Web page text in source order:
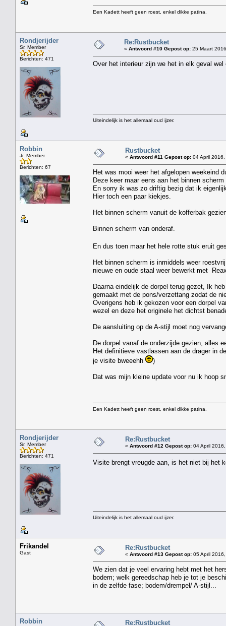
Een Kadett heeft geen roest, enkel dikke patina.
Rondjerijder
Sr. Member
Berichten: 471
Re:Rustbucket
« Antwoord #10 Gepost op: 25 Maart
Over het interieur zijn we het in elk geval
Uiteindelijk is het allemaal oud ijzer.
Robbin
Jr. Member
Berichten: 67
Rustbucket
« Antwoord #11 Gepost op: 04 April
Het was mooi weer het afgelopen weekeind
Deze keer maar eens aan het binnen
En sorry ik was zo driftig bezig dat ik
Hier toch een paar kiekjes.
Het binnen scherm vanuit de kofferbak
Binnen scherm van onderaf.
En dus toen maar het hele rotte stuk eruit
Het binnen scherm is inmiddels weer
nieuwe en oude staal weer bewerkt met
Daarna eindelijk de dorpel terug gezet, Ik
gemaakt met de pons/verzettang zodat de
Overigens heb ik gekozen voor een dorpel
wezel en deze het originele het dichtst
De aansluiting op de A-stijl moet nog
De dorpel vanaf de onderzijde gezien, alles
Het definitieve vastlassen aan de drager in
je visite bweeehh
)
Dat was mijn kleine update voor nu ik hoop
Een Kadett heeft geen roest, enkel dikke patina.
Rondjerijder
Sr. Member
Berichten: 471
Re:Rustbucket
« Antwoord #12 Gepost op: 04 April
Visite brengt vreugde aan, is het niet bij het
Uiteindelijk is het allemaal oud ijzer.
Frikandel
Gast
Re:Rustbucket
« Antwoord #13 Gepost op: 05 April
We zien dat je veel ervaring hebt met het
bodem; welk gereedschap heb je tot je
in de zelfde fase; bodem/drempel/ A-stijl...
Robbin Re:Rustbucket